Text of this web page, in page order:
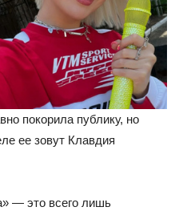
покорила публику, но
ее зовут Клавдия
— это всего лишь